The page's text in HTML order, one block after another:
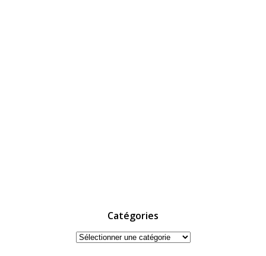
Catégories
Catégories